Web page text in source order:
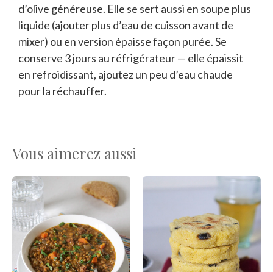
d’olive généreuse. Elle se sert aussi en soupe plus
liquide (ajouter plus d’eau de cuisson avant de
mixer) ou en version épaisse façon purée. Se
conserve 3 jours au réfrigérateur — elle épaissit
en refroidissant, ajoutez un peu d’eau chaude
pour la réchauffer.
Vous aimerez aussi